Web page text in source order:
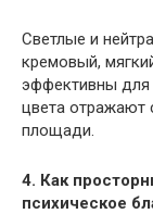
Светлые и
кремовый,
эффективны для
цвета отражают
площади.
4. Как
психическое